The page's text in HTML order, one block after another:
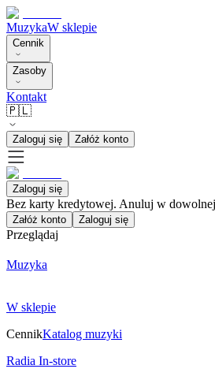
MuzykaW sklepie
Cennik
Zasoby
Kontakt
🇵🇱
Zaloguj się Załóż konto
Zaloguj się
Bez karty kredytowej. Anuluj w
Załóż konto Zaloguj się
Przeglądaj
Muzyka
W sklepie
CennikKatalog muzyki
Radia In-store